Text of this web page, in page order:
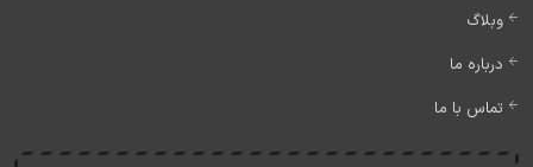
وبلاگ
درباره ما
تماس با ما